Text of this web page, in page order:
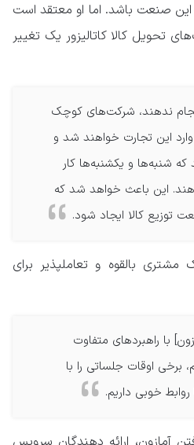
صنعت باشد. اما او معتقد است
تحویل کالا کاتالیزور یک تغییر
انجام ندهند، شرکت‌های کوچک
این تجارت خواهند شد و
شنبه‌ها و یکشنبه‌ها کار
این باعث خواهد شد که
توزیع کالا ایجاد شود.
مشتری بالقوه و تعاملپذیر برای
با راهبردهای متفاوت
اوقات جلساتی را با
روابط خوبی داریم.